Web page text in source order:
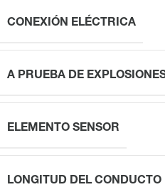
CONEXIÓN ELÉCTRICA
A PRUEBA DE
ELEMENTO SENSOR
LONGITUD DEL